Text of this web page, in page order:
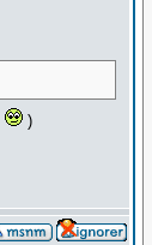
)